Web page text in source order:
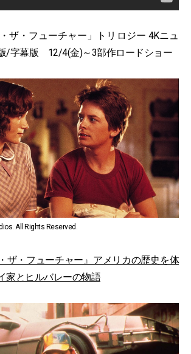
ザ・フューチャー」トリロジー 4Kニュ
/字幕版 12/4(金)～3部作ロードショー
All Rights Reserved.
ザ・フューチャー』アメリカの歴史を体
家とヒルバレーの物語